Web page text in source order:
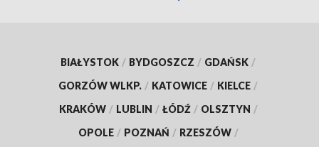
BIAŁYSTOK / BYDGOSZCZ / GDAŃSK /
GORZÓW WLKP. / KATOWICE / KIELCE /
KRAKÓW / LUBLIN / ŁÓDŹ / OLSZTYN /
OPOLE / POZNAŃ / RZESZÓW /